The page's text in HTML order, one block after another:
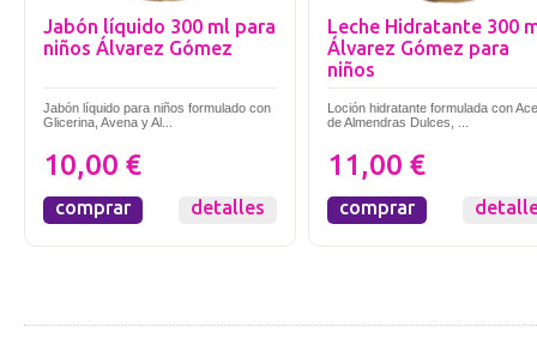
Jabón líquido 300 ml para
niños Álvarez Gómez
Jabón líquido para niños formulado con
Glicerina, Avena y Al...
10,00 €
comprar detalles
Leche Hidratante 300
Álvarez Gómez para
niños
Loción hidratante formulada con
de Almendras Dulces, ...
11,00 €
comprar